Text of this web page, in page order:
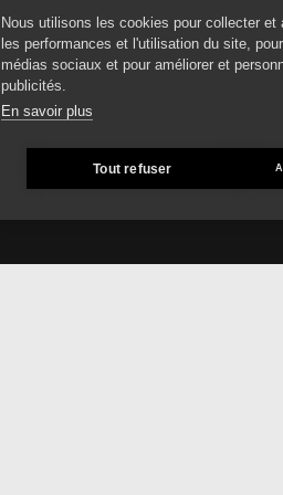
Nous utilisons les cookies pour collecter
les performances et l'utilisation du site,
médias sociaux et pour améliorer et
publicités.
En savoir plus
Tout refuser